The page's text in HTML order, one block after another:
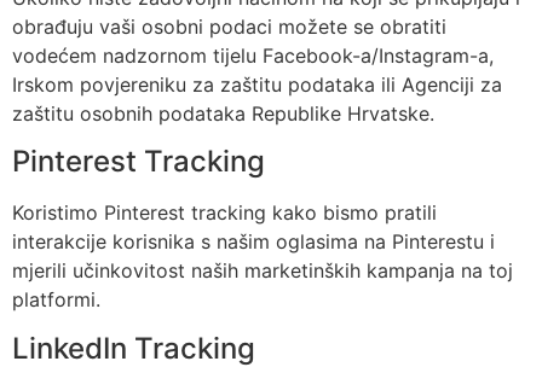
obrađuju vaši osobni podaci možete se obratiti
vodećem nadzornom tijelu Facebook-a/Instagram-a,
Irskom povjereniku za zaštitu podataka ili Agenciji za
zaštitu osobnih podataka Republike Hrvatske.
Pinterest Tracking
Koristimo Pinterest tracking kako bismo pratili
interakcije korisnika s našim oglasima na Pinterestu i
mjerili učinkovitost naših marketinških kampanja na toj
platformi.
LinkedIn Tracking